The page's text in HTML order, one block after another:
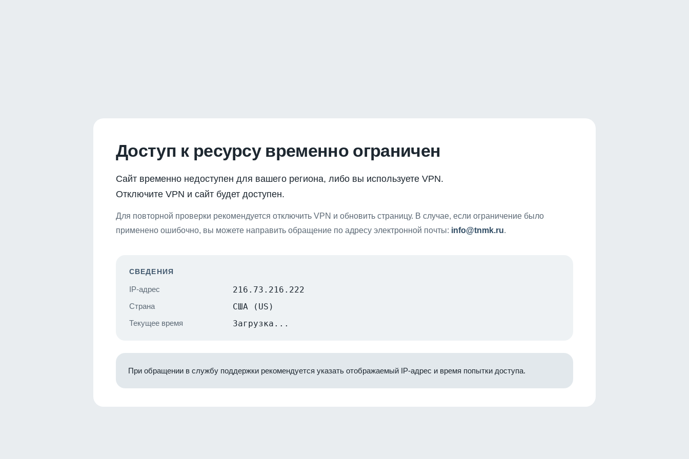
Доступ к ресурсу временно ограничен
Сайт временно недоступен для вашего региона, либо вы используете VPN.
Отключите VPN и сайт будет доступен.
Для повторной проверки рекомендуется отключить VPN и обновить страницу. В случае, если ограничение было
применено ошибочно, вы можете направить обращение по адресу электронной почты: info@tnmk.ru.
СВЕДЕНИЯ
IP-адрес 216.73.216.222
Страна США (US)
Текущее время Загрузка...
При обращении в службу поддержки рекомендуется указать отображаемый IP-адрес и время попытки доступа.